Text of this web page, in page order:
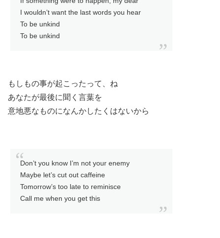
I wouldn’t want the last words you hear
To be unkind
To be unkind
もしもの事が起こったって、ね
あなたが最後に聞く言葉を
意地悪なものになんかしたくはないから
Don’t you know I’m not your enemy
Maybe let’s cut out caffeine
Tomorrow’s too late to reminisce
Call me when you get this